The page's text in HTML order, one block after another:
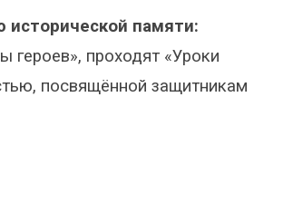
исторической памяти:
героев», проходят «Уроки
посвящённой защитникам